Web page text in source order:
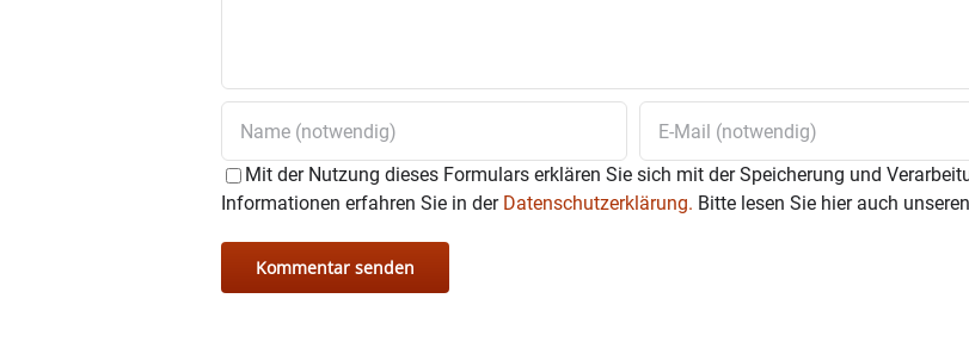
Mit der Nutzung dieses Formulars erklären Sie sich mit der Speicherung und
Informationen erfahren Sie in der Datenschutzerklärung. Bitte lesen Sie hier auch unseren